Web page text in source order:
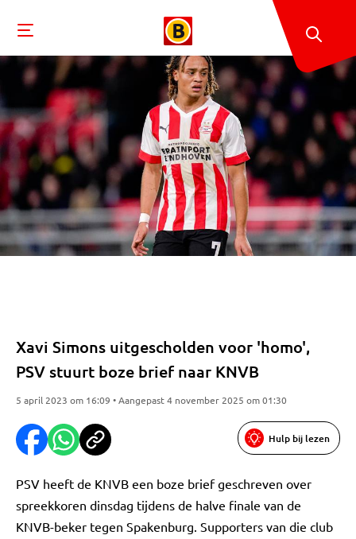
Xavi Simons uitgescholden voor 'homo',
PSV stuurt boze brief naar KNVB
5 april 2023 om 16:09 • Aangepast 4 november 2025 om 01:30
Hulp bij lezen
PSV heeft de KNVB een boze brief geschreven over
spreekkoren dinsdag tijdens de halve finale van de
KNVB-beker tegen Spakenburg. Supporters van die club